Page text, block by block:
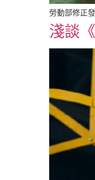
勞動部修正
淺談